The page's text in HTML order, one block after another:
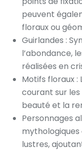
peuvent
floraux ou
Guirlandes :
l’abondance,
réalisées en
Motifs floraux
courant sur
beauté et la
Personnages
mythologiques
lustres,